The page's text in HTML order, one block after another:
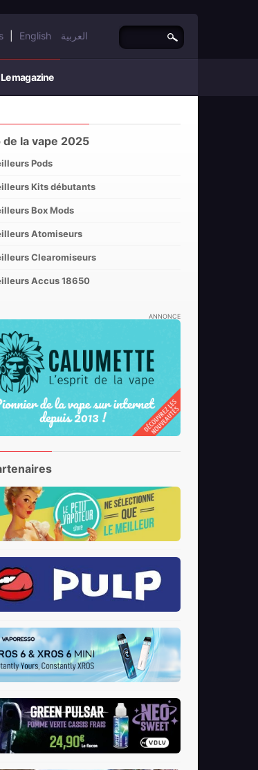
English العربية
Le magazine
de la vape 2025
Pods
Kits débutants
Box Mods
Atomiseurs
Clearomiseurs
Accus 18650
ANNONCE